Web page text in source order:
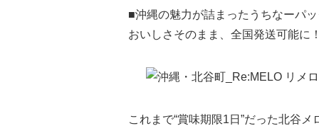
■沖縄の魅力が詰まったうちなーパ
おいしさそのまま、全国発送可能に
これまで“賞味期限1日”だった北谷